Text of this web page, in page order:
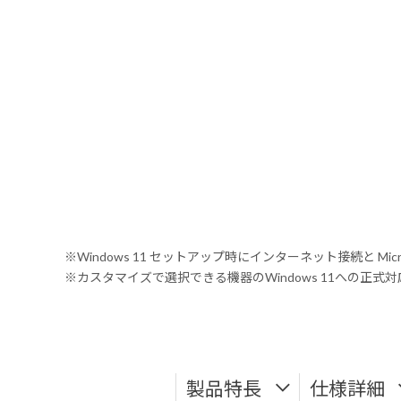
※Windows 11 セットアップ時にインターネット接続と
※カスタマイズで選択できる機器のWindows 11への正式
製品特長 仕様詳細